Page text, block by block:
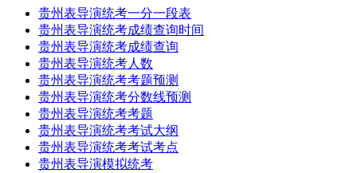
贵州表导演统考一分一段表
贵州表导演统考成绩查询时间
贵州表导演统考成绩查询
贵州表导演统考人数
贵州表导演统考考题预测
贵州表导演统考分数线预测
贵州表导演统考考题
贵州表导演统考考试大纲
贵州表导演统考考试考点
贵州表导演模拟统考